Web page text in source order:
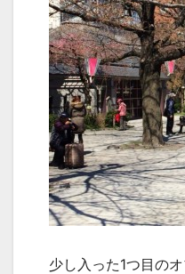
少し入った1つ目の